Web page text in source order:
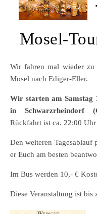
Mosel-
Wir fahren mal wieder zu unserem Freund Walter Oster an die
Mosel nach Ediger-Eller.
Wir starten am Samstag
in Schwarzrheindorf
Rückfahrt ist ca. 22:00 Uhr
Den weiteren Tagesablauf
er Euch am besten
Im Bus werden 10,- €
Diese Veranstaltung ist bis